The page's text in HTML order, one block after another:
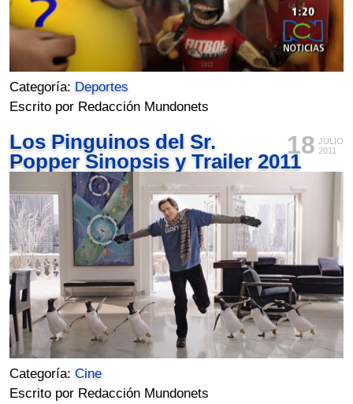
Categoría: Deportes
Escrito por Redacción Mundonets
18 JULIO
2011
Los Pinguinos del Sr.
Popper Sinopsis y Trailer 2011
Categoría:Cine
Escrito por Redacción Mundonets